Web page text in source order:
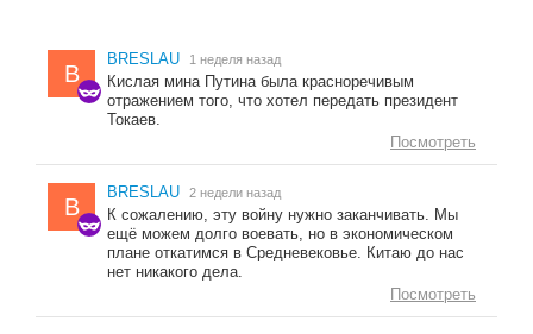
B
BRESLAU 1 неделя назад
Кислая мина Путина была красноречивым
отражением того, что хотел передать президент
Токаев.
Посмотреть
B
BRESLAU 2 недели назад
К сожалению, эту войну нужно заканчивать. Мы
ещё можем долго воевать, но в экономическом
плане откатимся в Средневековье. Китаю до нас
нет никакого дела.
Посмотреть